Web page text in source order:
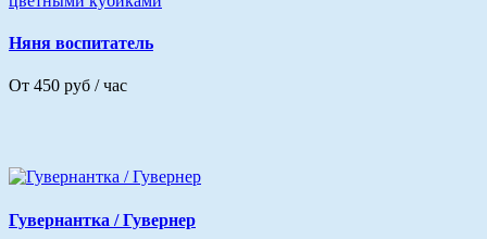
Няня воспитатель
От 450 руб / час
Гувернантка / Гувернер